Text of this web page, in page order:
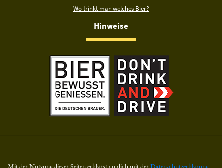
Wo trinkt man welches Bier?
Hinweise
Mit der Nutzung dieser Seiten erklärst du dich mit derDatenschutzerklärung